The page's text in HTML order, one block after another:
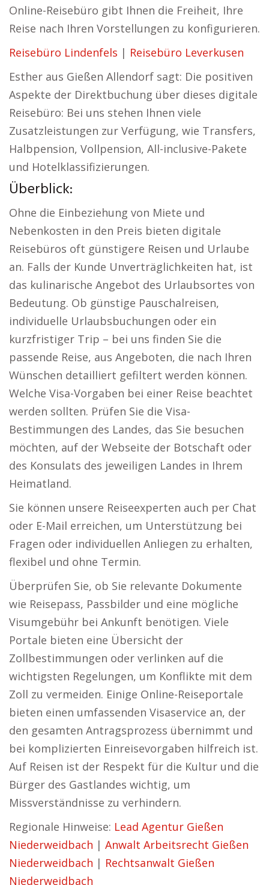
Online-Reisebüro gibt Ihnen die Freiheit, Ihre
Reise nach Ihren Vorstellungen zu konfigurieren.
Reisebüro Lindenfels | Reisebüro Leverkusen
Esther aus Gießen Allendorf sagt: Die positiven
Aspekte der Direktbuchung über dieses digitale
Reisebüro: Bei uns stehen Ihnen viele
Zusatzleistungen zur Verfügung, wie Transfers,
Halbpension, Vollpension, All-inclusive-Pakete
und Hotelklassifizierungen.
Überblick:
Ohne die Einbeziehung von Miete und
Nebenkosten in den Preis bieten digitale
Reisebüros oft günstigere Reisen und Urlaube
an. Falls der Kunde Unverträglichkeiten hat, ist
das kulinarische Angebot des Urlaubsortes von
Bedeutung. Ob günstige Pauschalreisen,
individuelle Urlaubsbuchungen oder ein
kurzfristiger Trip – bei uns finden Sie die
passende Reise, aus Angeboten, die nach Ihren
Wünschen detailliert gefiltert werden können.
Welche Visa-Vorgaben bei einer Reise beachtet
werden sollten. Prüfen Sie die Visa-
Bestimmungen des Landes, das Sie besuchen
möchten, auf der Webseite der Botschaft oder
des Konsulats des jeweiligen Landes in Ihrem
Heimatland.
Sie können unsere Reiseexperten auch per Chat
oder E-Mail erreichen, um Unterstützung bei
Fragen oder individuellen Anliegen zu erhalten,
flexibel und ohne Termin.
Überprüfen Sie, ob Sie relevante Dokumente
wie Reisepass, Passbilder und eine mögliche
Visumgebühr bei Ankunft benötigen. Viele
Portale bieten eine Übersicht der
Zollbestimmungen oder verlinken auf die
wichtigsten Regelungen, um Konflikte mit dem
Zoll zu vermeiden. Einige Online-Reiseportale
bieten einen umfassenden Visaservice an, der
den gesamten Antragsprozess übernimmt und
bei komplizierten Einreisevorgaben hilfreich ist.
Auf Reisen ist der Respekt für die Kultur und die
Bürger des Gastlandes wichtig, um
Missverständnisse zu verhindern.
Regionale Hinweise: Lead Agentur Gießen
Niederweidbach | Anwalt Arbeitsrecht Gießen
Niederweidbach | Rechtsanwalt Gießen
Niederweidbach